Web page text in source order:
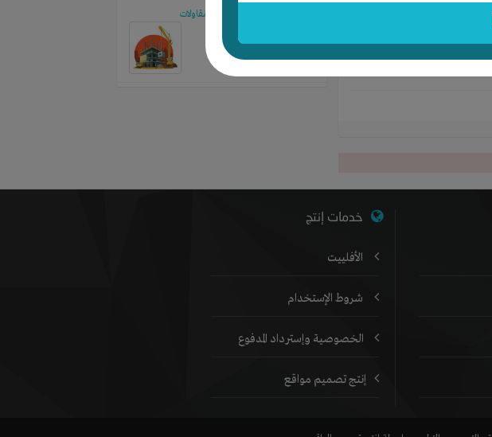
مطلوب شريك لتاسيس شركه مقاولات
خدمات إنتج
الأفلييت
شروط الإستخدام
الخصوصية وإسترداد المدفوع
إنتج تصميم مواقع